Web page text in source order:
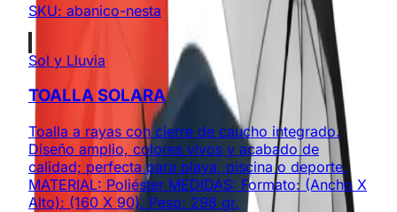
SKU: abanico-nesta
Sol y Lluvia
TOALLA SOLARA
Toalla a rayas con cierre de caucho integrado.
Diseño amplio, colores vivos y acabado de
calidad; perfecta para playa, piscina o deporte.
MATERIAL: Poliéster MEDIDAS: Formato: (Ancho X
Alto): (160 X 90). Peso: 298 gr.